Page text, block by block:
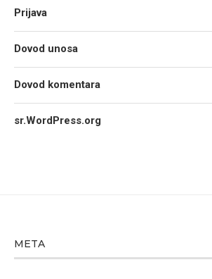
Prijava
Dovod unosa
Dovod komentara
sr.WordPress.org
META